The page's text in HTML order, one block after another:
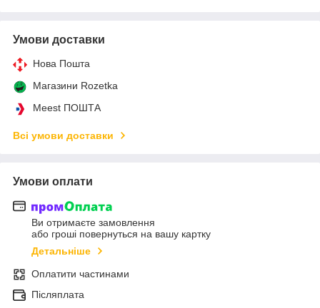
Умови доставки
Нова Пошта
Магазини Rozetka
Meest ПОШТА
Всі умови доставки
Умови оплати
Ви отримаєте замовлення
або гроші повернуться на вашу картку
Детальніше
Оплатити частинами
Післяплата